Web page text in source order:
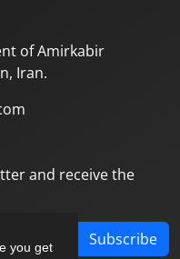
you get
of Amirkabir
Iran.
and receive the
Subscribe